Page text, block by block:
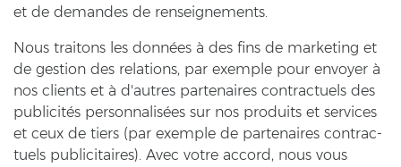
et de de­man­des de rens­eig­ne­ments.
Nous trai­tons les données à des fins de mar­ke­ting et
de ge­s­ti­on des re­la­ti­ons, par ex­emp­le pour en­voy­er à
nos cli­ents et à d'autres par­ten­aires con­trac­tu­els des
publicités personnalisées sur nos pro­duits et ser­vices
et ceux de tiers (par ex­emp­le de par­ten­aires con­trac­
tu­els pu­bli­ci­taires). Avec votre ac­cord, nous vous